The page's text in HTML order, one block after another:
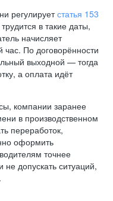
регулируетстатья 153
в такие даты,
начисляет
По договорённости
выходной — тогда
а оплата идёт
компании заранее
в производственном
переработок,
оформить
точнее
не допускать ситуаций,